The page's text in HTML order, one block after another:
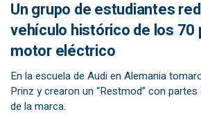
Un grupo de estudiantes
vehículo histórico de los 70
motor eléctrico
En la escuela de Audi en Alemania
Prinz y crearon un “Restmod” con
de la marca.